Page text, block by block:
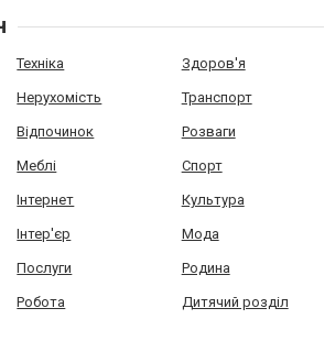
Техніка Здоров'я
Нерухомість Транспорт
Відпочинок Розваги
Меблі Спорт
Інтернет Культура
Інтер'єр Мода
Послуги Родина
Робота Дитячий розділ